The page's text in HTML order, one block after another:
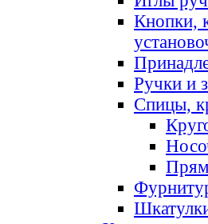
Кнопки,
Ручки и
Спицы,